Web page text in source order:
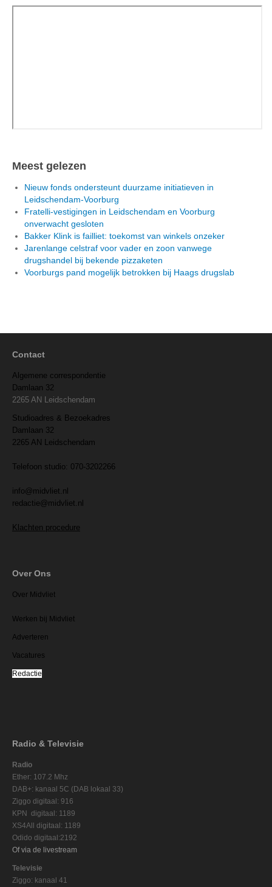
Meest gelezen
Nieuw fonds ondersteunt duurzame initiatieven in
Leidschendam-Voorburg
Fratelli-vestigingen in Leidschendam en Voorburg
onverwacht gesloten
Bakker Klink is failliet: toekomst van winkels onzeker
Jarenlange celstraf voor vader en zoon vanwege
drugshandel bij bekende pizzaketen
Voorburgs pand mogelijk betrokken bij Haags drugslab
Contact
Algemene correspondentie
Damlaan 32
2265 AN Leidschendam
Studioadres & Bezoekadres
Damlaan 32
2265 AN Leidschendam
Telefoon studio: 070-3202266
info@midvliet.nl
redactie@midvliet.nl
Klachten procedure
Over Ons
Over Midvliet
Werken bij Midvliet
Adverteren
Vacatures
Redactie
Radio & Televisie
Radio
Ether: 107.2 Mhz
DAB+: kanaal 5C (DAB lokaal 33)
Ziggo digitaal: 916
KPN digitaal: 1189
XS4All digitaal: 1189
Odido digitaal:2192
Of via de livestream
Televisie
Ziggo: kanaal 41